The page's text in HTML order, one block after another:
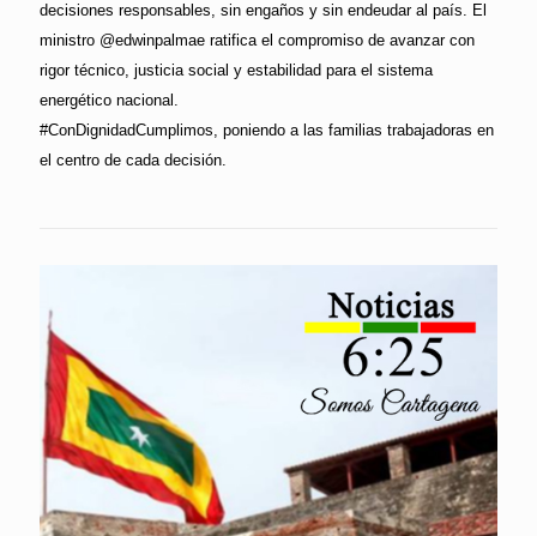
decisiones responsables, sin engaños y sin endeudar al país. El
ministro @edwinpalmae ratifica el compromiso de avanzar con
rigor técnico, justicia social y estabilidad para el sistema
energético nacional.
#ConDignidadCumplimos, poniendo a las familias trabajadoras en
el centro de cada decisión.